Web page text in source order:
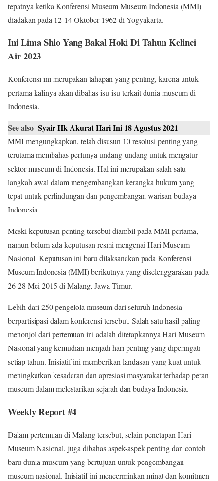
tepatnya ketika Konferensi Museum Museum Indonesia (MMI)
diadakan pada 12-14 Oktober 1962 di Yogyakarta.
Ini Lima Shio Yang Bakal Hoki Di Tahun Kelinci
Air 2023
Konferensi ini merupakan tahapan yang penting, karena untuk
pertama kalinya akan dibahas isu-isu terkait dunia museum di
Indonesia.
See also Syair Hk Akurat Hari Ini 18 Agustus 2021
MMI mengungkapkan, telah disusun 10 resolusi penting yang
terutama membahas perlunya undang-undang untuk mengatur
sektor museum di Indonesia. Hal ini merupakan salah satu
langkah awal dalam mengembangkan kerangka hukum yang
tepat untuk perlindungan dan pengembangan warisan budaya
Indonesia.
Meski keputusan penting tersebut diambil pada MMI pertama,
namun belum ada keputusan resmi mengenai Hari Museum
Nasional. Keputusan ini baru dilaksanakan pada Konferensi
Museum Indonesia (MMI) berikutnya yang diselenggarakan pada
26-28 Mei 2015 di Malang, Jawa Timur.
Lebih dari 250 pengelola museum dari seluruh Indonesia
berpartisipasi dalam konferensi tersebut. Salah satu hasil paling
menonjol dari pertemuan ini adalah ditetapkannya Hari Museum
Nasional yang kemudian menjadi hari penting yang diperingati
setiap tahun. Inisiatif ini memberikan landasan yang kuat untuk
meningkatkan kesadaran dan apresiasi masyarakat terhadap peran
museum dalam melestarikan sejarah dan budaya Indonesia.
Weekly Report #4
Dalam pertemuan di Malang tersebut, selain penetapan Hari
Museum Nasional, juga dibahas aspek-aspek penting dan contoh
baru dunia museum yang bertujuan untuk pengembangan
museum nasional. Inisiatif ini mencerminkan minat dan komitmen